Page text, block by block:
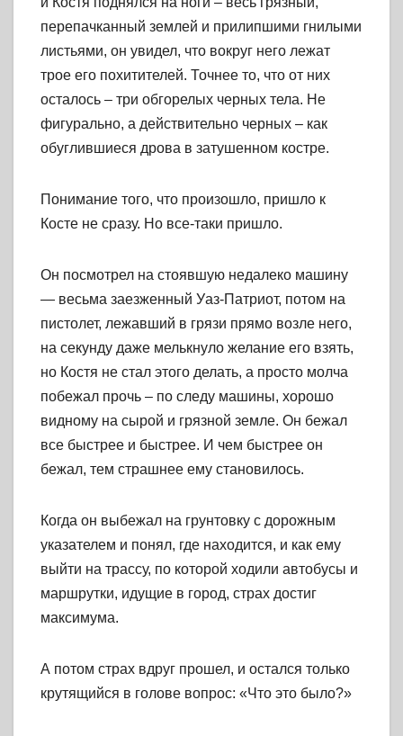
перепачканный землей и прилипшими гнилыми
листьями, он увидел, что вокруг него лежат
трое его похитителей. Точнее то, что от них
осталось – три обгорелых черных тела. Не
фигурально, а действительно черных – как
обуглившиеся дрова в затушенном костре.
Понимание того, что произошло, пришло к
Косте не сразу. Но все-таки пришло.
Он посмотрел на стоявшую недалеко машину
— весьма заезженный Уаз-Патриот, потом на
пистолет, лежавший в грязи прямо возле него,
на секунду даже мелькнуло желание его взять,
но Костя не стал этого делать, а просто молча
побежал прочь – по следу машины, хорошо
видному на сырой и грязной земле. Он бежал
все быстрее и быстрее. И чем быстрее он
бежал, тем страшнее ему становилось.
Когда он выбежал на грунтовку с дорожным
указателем и понял, где находится, и как ему
выйти на трассу, по которой ходили автобусы и
маршрутки, идущие в город, страх достиг
максимума.
А потом страх вдруг прошел, и остался только
крутящийся в голове вопрос: «Что это было?»